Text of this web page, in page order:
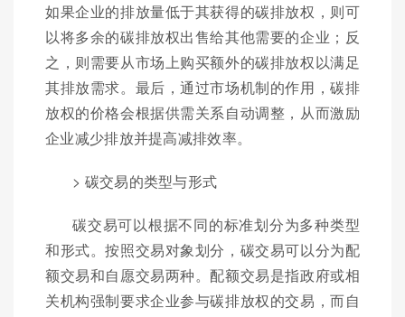
如果企业的排放量低于其获得的碳排放权，则可
以将多余的碳排放权出售给其他需要的企业；反
之，则需要从市场上购买额外的碳排放权以满足
其排放需求。最后，通过市场机制的作用，碳排
放权的价格会根据供需关系自动调整，从而激励
企业减少排放并提高减排效率。
> 碳交易的类型与形式
碳交易可以根据不同的标准划分为多种类型
和形式。按照交易对象划分，碳交易可以分为配
额交易和自愿交易两种。配额交易是指政府或相
关机构强制要求企业参与碳排放权的交易，而自